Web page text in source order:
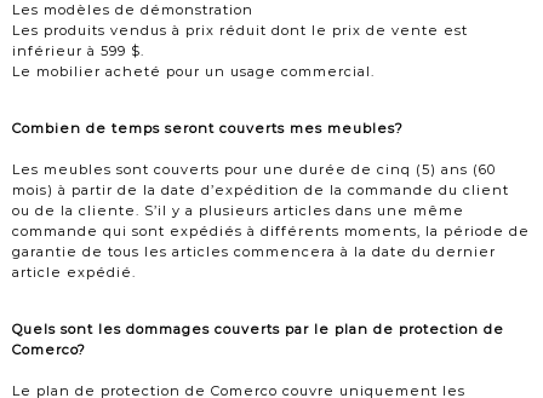
Les modèles de démonstration
Les produits vendus à prix réduit dont le prix de vente est
inférieur à 599 $.
Le mobilier acheté pour un usage commercial.
Combien de temps seront couverts mes meubles?
Les meubles sont couverts pour une durée de cinq (5) ans (60
mois) à partir de la date d’expédition de la commande du client
ou de la cliente. S’il y a plusieurs articles dans une même
commande qui sont expédiés à différents moments, la période de
garantie de tous les articles commencera à la date du dernier
article expédié.
Quels sont les dommages couverts par le plan de protection de
Comerco?
Le plan de protection de Comerco couvre uniquement les